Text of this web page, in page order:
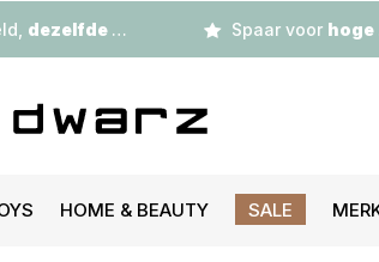
HOME & BEAUTY SALE
dezelfde dag verzondenSpaar voor hoge korting